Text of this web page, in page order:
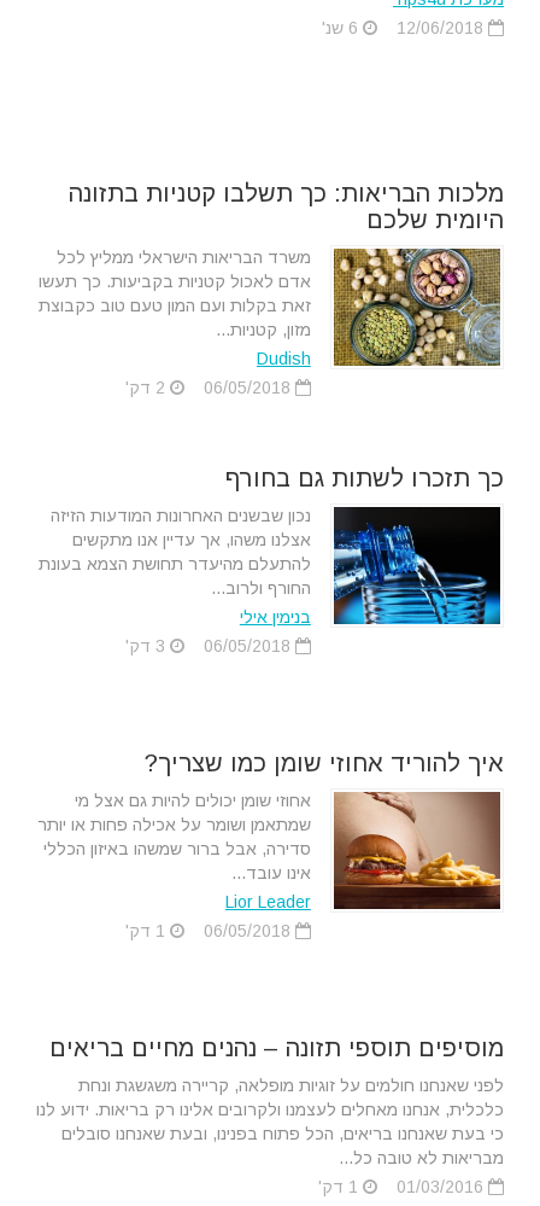
מלכות הבריאות: כך תשלבו קטניות בתזונה
היומית שלכם
משרד הבריאות הישראלי ממליץ לכל
אדם לאכול קטניות בקביעות. כך תעשו
זאת בקלות ועם המון טעם טוב כקבוצת
מזון, קטניות...
Dudish
כך תזכרו לשתות גם בחורף
נכון שבשנים האחרונות המודעות הזיזה
אצלנו משהו, אך עדיין אנו מתקשים
להתעלם מהיעדר תחושת הצמא בעונת
החורף ולרוב...
בנימין אילי
איך להוריד אחוזי שומן כמו שצריך?
אחוזי שומן יכולים להיות גם אצל מי
שמתאמן ושומר על אכילה פחות או יותר
סדירה, אבל ברור שמשהו באיזון הכללי
אינו עובד...
Lior Leader
מוסיפים תוספי תזונה – נהנים מחיים בריאים
לפני שאנחנו חולמים על זוגיות מופלאה, קריירה משגשגת ונחת
כלכלית, אנחנו מאחלים לעצמנו ולקרובים אלינו רק בריאות. ידוע לנו
כי בעת שאנחנו בריאים, הכל פתוח בפנינו, ובעת שאנחנו סובלים
מבריאות לא טובה כל...